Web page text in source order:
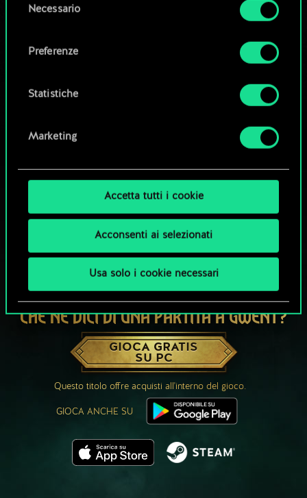
Tutti i dettagli su come utilizziamo i cookie e su
disponibili nel menu "Impostazioni" qui sotto.
delNecessario
Preferenze
Statistiche
Marketing
Accetta tutti i cookie
Acconsenti ai selezionati
Usa solo i cookie necessari
Esplora i mazzi della community
CHE NE DICI DI UNA PARTITA A GWENT?
GIOCA GRATIS
SU PC
Questo titolo offre acquisti all'interno del gioco.
GIOCA ANCHE SU